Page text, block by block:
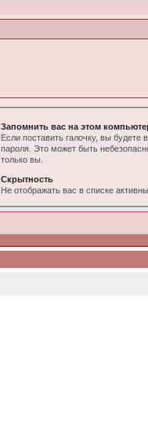
Запомнить вас на этом
Если поставить галочку, вы
пароля. Это может быть
только вы.
Скрытность
Не отображать вас в списке